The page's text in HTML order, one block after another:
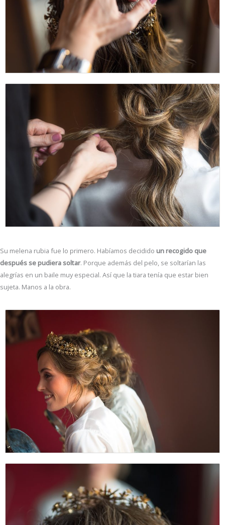
Su melena rubia fue lo primero. Habíamos decidido un recogido que
después se pudiera soltar. Porque además del pelo, se soltarían las
alegrías en un baile muy especial. Así que la tiara tenía que estar bien
sujeta. Manos a la obra.